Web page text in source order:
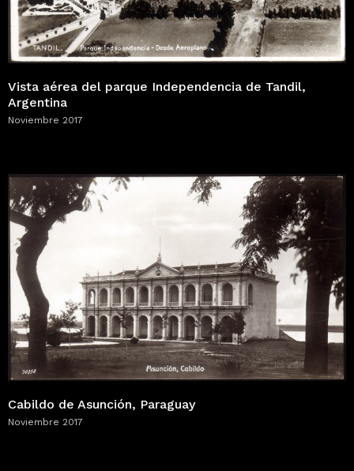
Vista aérea del parque Independencia de Tandil,
Argentina
Noviembre 2017
Cabildo de Asunción, Paraguay
Noviembre 2017